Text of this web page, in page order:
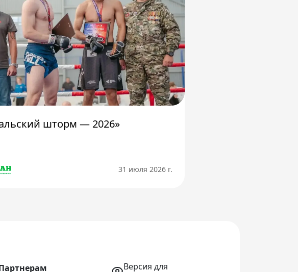
шторм — 2026»
31 июля 2026 г.
Версия для